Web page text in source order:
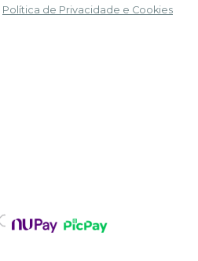
Política de Privacidade e Cookies